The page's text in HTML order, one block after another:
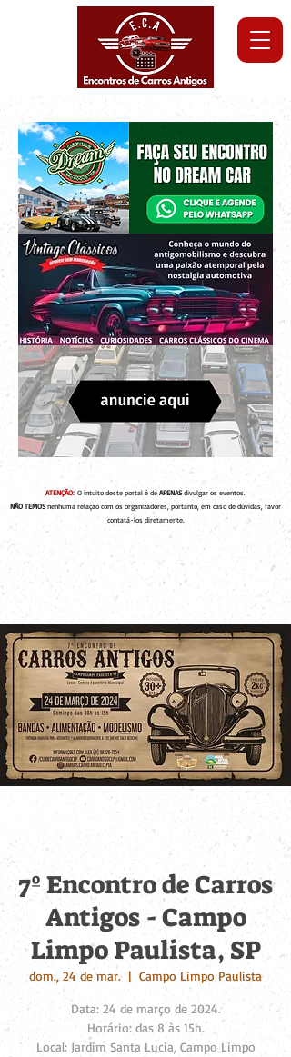
ATENÇÃO: O intuito deste portal é de APENASdivulgar os eventos.
NÃO TEMOS nenhuma relação com os organizadores, portanto, em caso de dúvidas, favor
contatá-los diretamente.
7º Encontro de Carros
Antigos - Campo
Limpo Paulista, SP
dom., 24 de mar.
  |
Campo Limpo Paulista
Data: 24 de março de 2024.
Horário: das 8 às 15h.
Local: Jardim Santa Lucia, Campo Limpo